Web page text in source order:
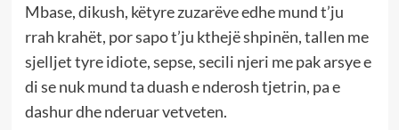
Mbase, dikush, këtyre zuzarëve edhe mund t’ju
rrah krahët, por sapo t’ju kthejë shpinën, tallen me
sjelljet tyre idiote, sepse, secili njeri me pak arsye e
di se nuk mund ta duash e nderosh tjetrin, pa e
dashur dhe nderuar vetveten.